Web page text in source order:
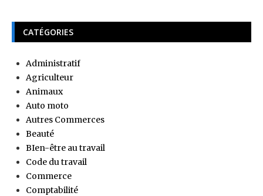
CATÉGORIES
Administratif
Agriculteur
Animaux
Auto moto
Autres Commerces
Beauté
BIen-être au travail
Code du travail
Commerce
Comptabilité